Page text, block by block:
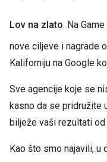
Lov na zlato. Na
nove ciljeve i nagrade
Kaliforniju na Google
Sve agencije koje se
kasno da se pridružite
bilježe vaši rezultati od
Kao što smo najavili, u